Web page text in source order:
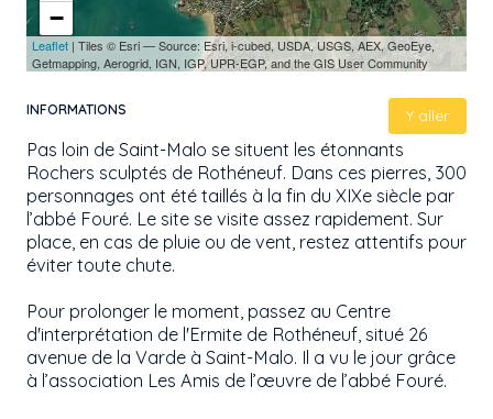
−
Leaflet | Tiles © Esri — Source: Esri, i-cubed, USDA, USGS, AEX, GeoEye,
Getmapping, Aerogrid, IGN, IGP, UPR-EGP, and the GIS User Community
Y aller
INFORMATIONS
Pas loin de Saint-Malo se situent les étonnants
Rochers sculptés de Rothéneuf. Dans ces pierres, 300
personnages ont été taillés à la fin du XIXe siècle par
l’abbé Fouré. Le site se visite assez rapidement. Sur
place, en cas de pluie ou de vent, restez attentifs pour
éviter toute chute.
Pour prolonger le moment, passez au Centre
d'interprétation de l'Ermite de Rothéneuf, situé 26
avenue de la Varde à Saint-Malo. Il a vu le jour grâce
à l’association Les Amis de l’œuvre de l’abbé Fouré.